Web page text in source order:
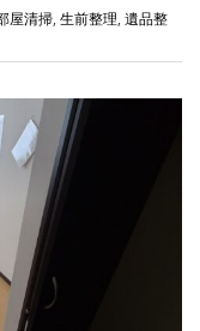
屋清掃, 生前整理, 遺品整